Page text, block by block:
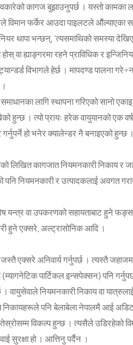
कागज बुझाउनुपर्छ । यस्तो कामका
विमान फर्केर आउदा पाइलटले औंल्याएका
थापा भन्छन्, ‘त्यसमाथिको समस्या
वा ह्याङ्गरमा रहने प्राविधिक र
विभागले हेर्छ । मापदण्ड पालना
लागि स्थापना गरिएको सानो
हुन्छ । त्यो प्रायः हरेक वायुयानको एक
गर्नुपर्ने हो भनेर क्यालेन्डर नै बनाइएको
लिखित कागजात नियमनकारी निकाय र
पनि नियमनकारी र उत्पादकलाई अवगत
यन्त्र वा उपकरणको सहायताबाट हुने
हुने एक्सरे, अल्ट्रासोनिक आदि ।
एक्सरे अनिवार्य गर्नुपर्छ । त्यस्तै
पार्टिकल इन्सपेक्सन) पनि
। वायुसेवाले नियमनकारी निकाय वा
पनि बेलाबेला नेपालमै आई
विकल्प हुन्छ । त्यसैले उडिरहेको
सुरक्षा हो । आत्तिनु पर्दैन ।